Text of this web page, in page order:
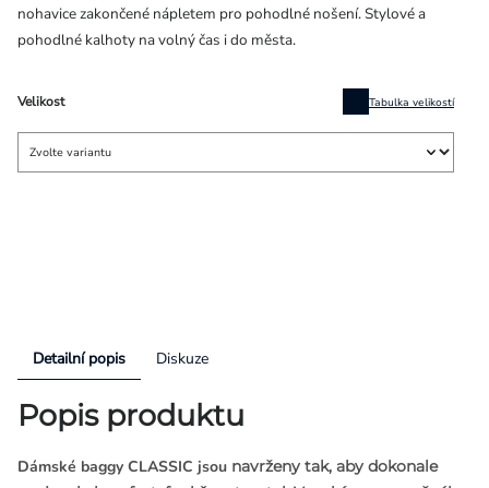
Velikost Tabulka velikostí
nohavice zakončené nápletem pro pohodlné nošení. Stylové a
pohodlné kalhoty na volný čas i do města.
Detailní popis Diskuze
Popis produktu
Dámské baggy CLASSIC jsou navrženy tak, aby dokonale